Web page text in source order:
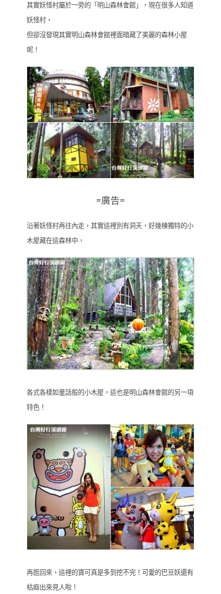
其實妖怪村屬於一旁的「明山森林會館」，現在很多人知道
妖怪村，
但卻沒發現其實明山森林會館裡面暗藏了美麗的森林小屋
呢！
=廣告=
沿著妖怪村再往內走，其實這裡別有洞天，好幾棟獨特的小
木屋藏在這森林中，
各式各樣如童話般的小木屋，這也是明山森林會館的另一項
特色！
再逛回來，這裡的寶可真是多到挖不完！可愛的巴豆妖還有
枯麻出來見人啦！